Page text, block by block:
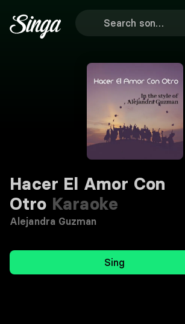
Hacer El Amor Con
Otro Karaoke
Alejandra Guzman
Sing